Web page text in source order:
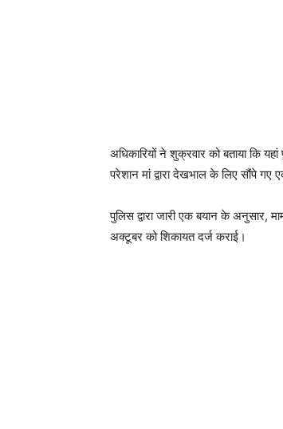
अधिकारियों ने शुक्रवार को बताया कि
परेशान मां द्वारा देखभाल के लिए सौंपे
पुलिस द्वारा जारी एक बयान के अनुसार,
अक्टूबर को शिकायत दर्ज कराई।